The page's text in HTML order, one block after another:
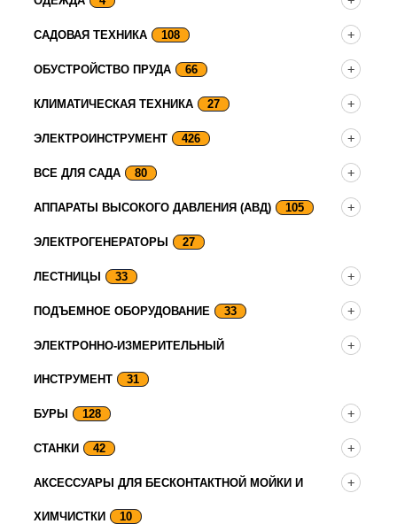
САДОВАЯ ТЕХНИКА 108
ОБУСТРОЙСТВО ПРУДА 66
КЛИМАТИЧЕСКАЯ ТЕХНИКА 27
ЭЛЕКТРОИНСТРУМЕНТ 426
ВСЕ ДЛЯ САДА 80
АППАРАТЫ ВЫСОКОГО ДАВЛЕНИЯ (АВД) 105
ЭЛЕКТРОГЕНЕРАТОРЫ 27
ЛЕСТНИЦЫ 33
ПОДЪЕМНОЕ ОБОРУДОВАНИЕ 33
ЭЛЕКТРОННО-ИЗМЕРИТЕЛЬНЫЙ
ИНСТРУМЕНТ 31
БУРЫ 128
СТАНКИ 42
АКСЕССУАРЫ ДЛЯ БЕСКОНТАКТНОЙ МОЙКИ И
ХИМЧИСТКИ 10